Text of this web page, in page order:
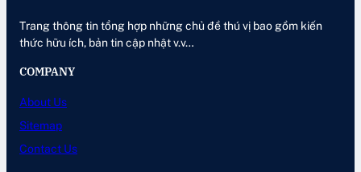
Trang thông tin tổng hợp những chủ đề thú vị bao gồm kiến
thức hữu ích, bản tin cập nhật v.v…
COMPANY
About Us
Sitemap
Contact Us